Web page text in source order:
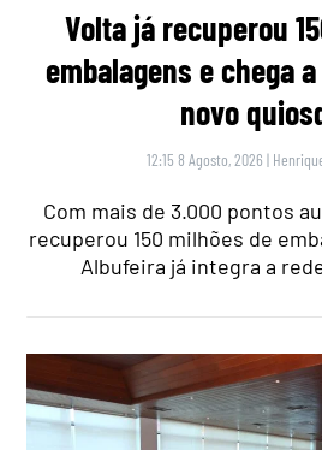
Volta já recuperou
embalagens e chega
novo
12:15 8 Agosto, 2026 |
Com mais de 3.000 pontos
recuperou 150 milhões de
Albufeira já integra a